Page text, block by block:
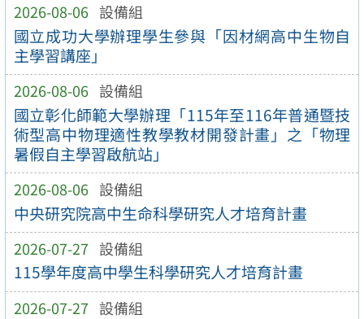
2026-08-06 設備組
國立成功大學辦理學生參與「因材網高中生物自
主學習講座」
2026-08-06 設備組
國立彰化師範大學辦理「115年至116年普通暨技
術型高中物理適性教學教材開發計畫」之「物理
暑假自主學習啟航站」
2026-08-06 設備組
中央研究院高中生命科學研究人才培育計畫
2026-07-27 設備組
115學年度高中學生科學研究人才培育計畫
2026-07-27 設備組